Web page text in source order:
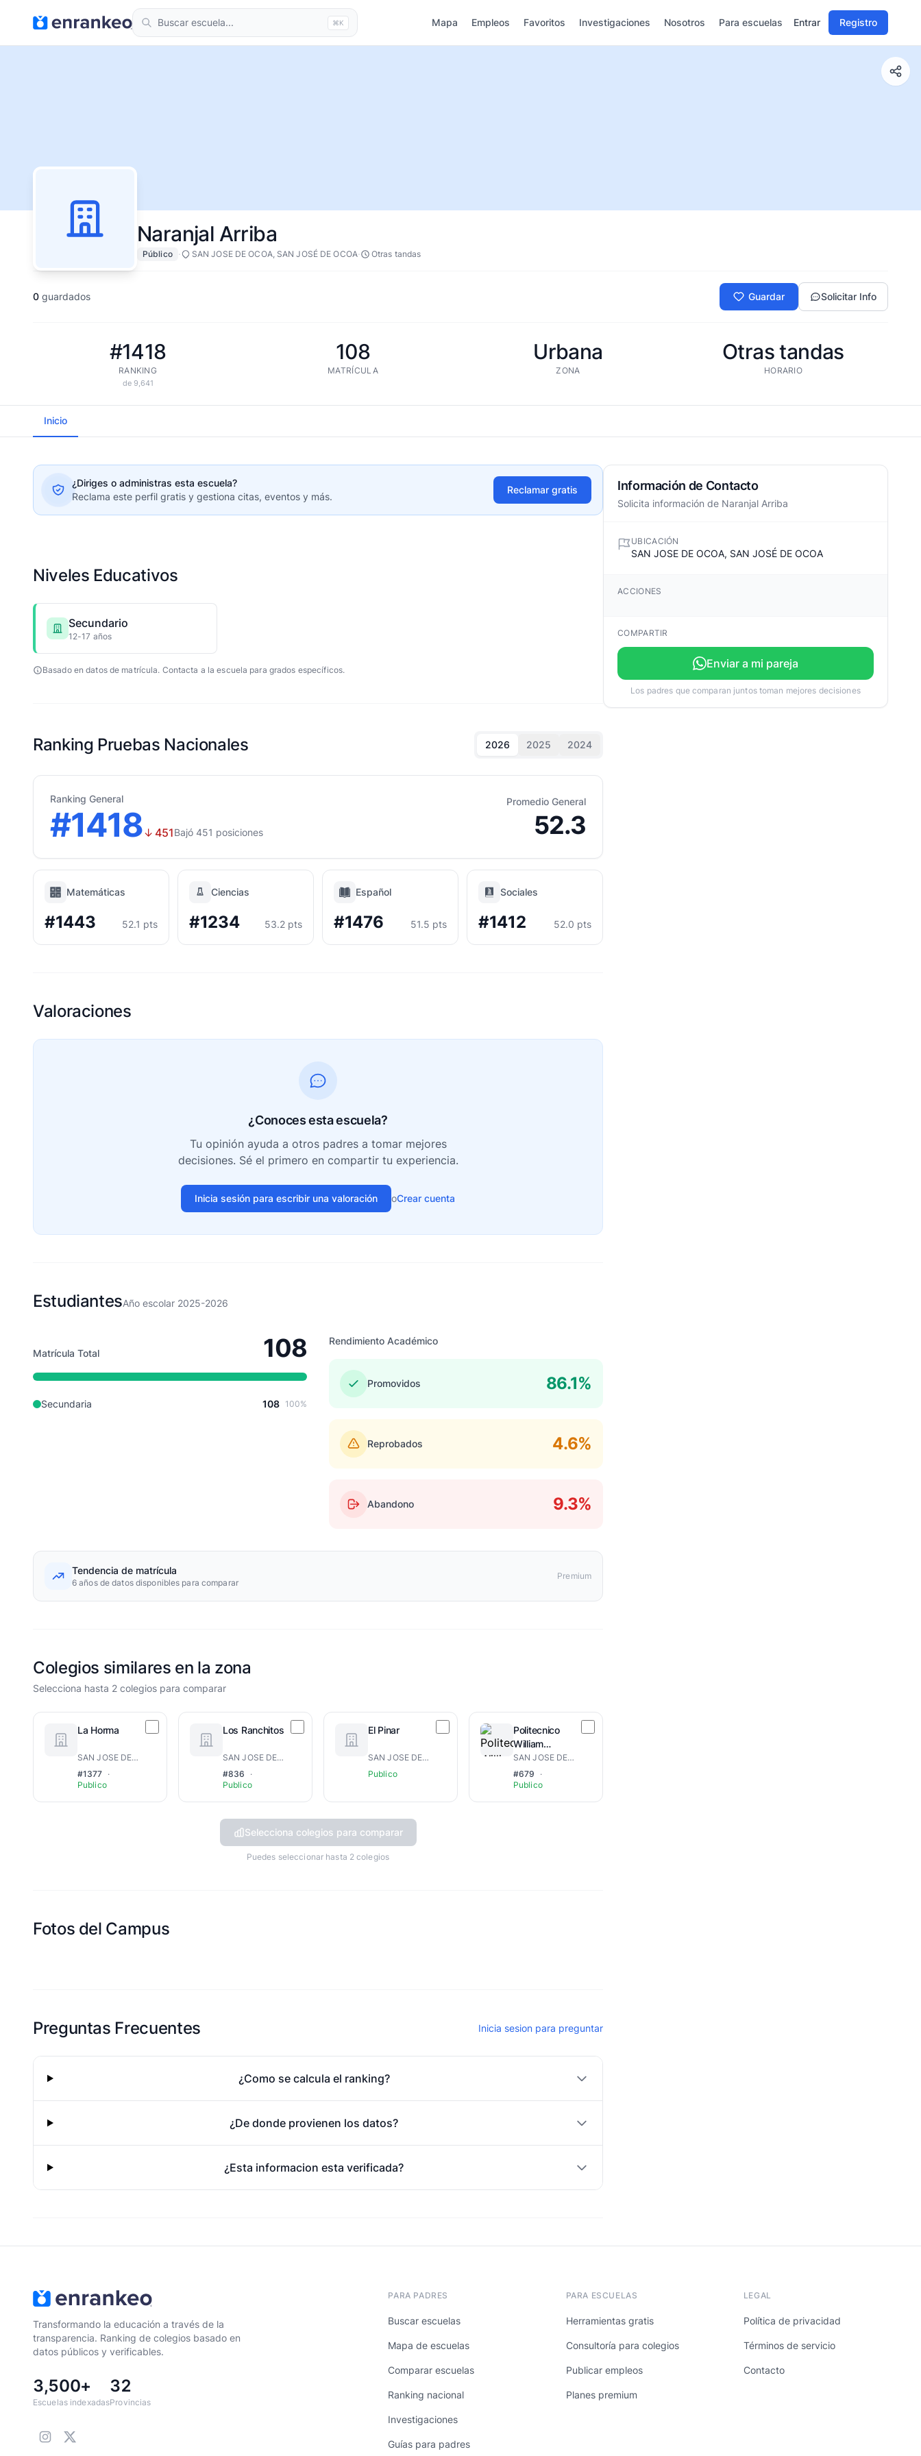
⌘K Mapa Empleos Favoritos Investigaciones Nosotros Para escuelas Entrar Registro
Naranjal Arriba
Público · SAN JOSE DE OCOA, SAN JOSÉ DE OCOA· Otras tandas
0 guardados Guardar Solicitar Info
#1418
RANKING
de 9,641
108
MATRÍCULA
Urbana
ZONA
Otras tandas
HORARIO
Inicio
¿Diriges o administras esta escuela?
Reclama este perfil gratis y gestiona citas, eventos y más.
Reclamar gratis
Niveles Educativos
Secundario
12-17 años
Basado en datos de matrícula. Contacta a la escuela para grados específicos.
Ranking Pruebas Nacionales 2026 2025 2024
Ranking General
#1418↓ 451Bajó 451 posiciones
Promedio General
52.3
Matemáticas
#1443 52.1 pts
Ciencias
#1234 53.2 pts
Español
#1476 51.5 pts
Sociales
#1412 52.0 pts
Valoraciones
¿Conoces esta escuela?
Tu opinión ayuda a otros padres a tomar mejores
decisiones. Sé el primero en compartir tu experiencia.
Inicia sesión para escribir una valoración oCrear cuenta
EstudiantesAño escolar 2025-2026
Matrícula Total 108
Secundaria 108 100%
Rendimiento Académico
Promovidos 86.1%
Reprobados 4.6%
Abandono 9.3%
Tendencia de matrícula
6 años de datos disponibles para comparar
Premium
Colegios similares en la zona
Selecciona hasta 2 colegios para comparar
La Horma
SAN JOSE DE OCOA
#1377 ·
Publico
Los Ranchitos
SAN JOSE DE OCOA
#836
·
Publico
El Pinar
SAN JOSE DE OCOA
Publico
Politecnico
William
Radhames
Encarnacion
Mejia
SAN JOSE DE OCOA
#679
·
Publico
Selecciona colegios para comparar
Puedes seleccionar hasta 2 colegios
Fotos del Campus
Preguntas Frecuentes Inicia sesion para preguntar
¿Como se calcula el ranking?
¿De donde provienen los datos?
¿Esta informacion esta verificada?
Información de Contacto
Solicita información de Naranjal Arriba
UBICACIÓN
SAN JOSE DE OCOA, SAN JOSÉ DE OCOA
ACCIONES
COMPARTIR
Enviar a mi pareja
Los padres que comparan juntos toman mejores decisiones
Transformando la educación a través de la
transparencia. Ranking de colegios basado en
datos públicos y verificables.
3,500+
Escuelas indexadas
32
Provincias
PARA PADRES
Buscar escuelas
Mapa de escuelas
Comparar escuelas
Ranking nacional
Investigaciones
Guías para padres
PARA ESCUELAS
Herramientas gratis
Consultoría para colegios
Publicar empleos
Planes premium
LEGAL
Política de privacidad
Términos de servicio
Contacto